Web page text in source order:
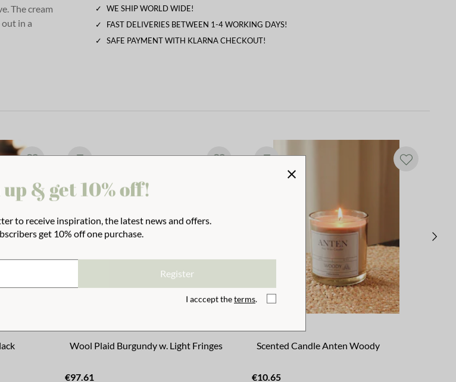
The cream
in a
✓
WE SHIP WORLD WIDE!
✓
FAST DELIVERIES BETWEEN 1-4 WORKING DAYS!
✓
SAFE PAYMENT WITH KLARNA CHECKOUT!
Wool Plaid Burgundy w. Light Fringes
€97.61
Scented Candle Anten Woody
€10.65
& get 10% off!
to receive inspiration, the latest news and offers.
get 10% off one purchase.
Register
I acccept theterms.